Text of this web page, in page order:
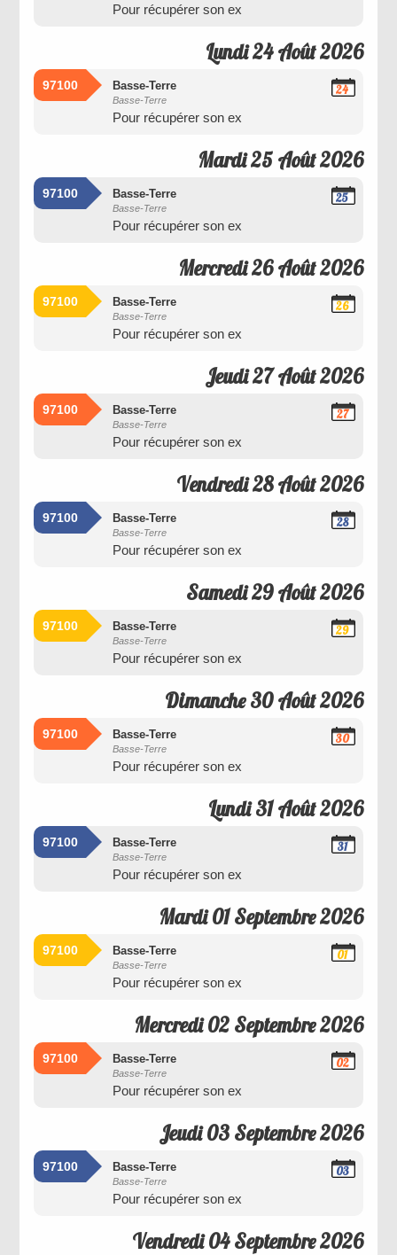
Pour récupérer son ex
Lundi 24 Août 2026
97100 Basse-Terre
Basse-Terre
Pour récupérer son ex
24
Mardi 25 Août 2026
97100 Basse-Terre
Basse-Terre
Pour récupérer son ex
25
Mercredi 26 Août 2026
97100 Basse-Terre
Basse-Terre
Pour récupérer son ex
26
Jeudi 27 Août 2026
97100 Basse-Terre
Basse-Terre
Pour récupérer son ex
27
Vendredi 28 Août 2026
97100 Basse-Terre
Basse-Terre
Pour récupérer son ex
28
Samedi 29 Août 2026
97100 Basse-Terre
Basse-Terre
Pour récupérer son ex
29
Dimanche 30 Août 2026
97100 Basse-Terre
Basse-Terre
Pour récupérer son ex
30
Lundi 31 Août 2026
97100 Basse-Terre
Basse-Terre
Pour récupérer son ex
31
Mardi 01 Septembre 2026
97100 Basse-Terre
Basse-Terre
Pour récupérer son ex
01
Mercredi 02 Septembre 2026
97100 Basse-Terre
Basse-Terre
Pour récupérer son ex
02
Jeudi 03 Septembre 2026
97100 Basse-Terre
Basse-Terre
Pour récupérer son ex
03
Vendredi 04 Septembre 2026